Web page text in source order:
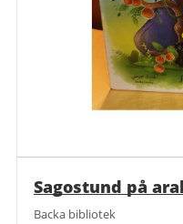
Sagostund på
Backa bibliotek